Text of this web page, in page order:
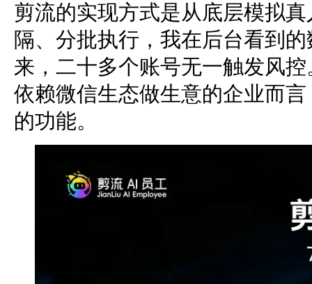
剪流的实现方式是从底层模拟
隔、分批执行，我在后台看到
来，二十多个账号无一触发风控
依赖微信生态做生意的企业而
的功能。